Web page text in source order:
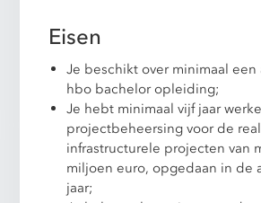
Eisen
Je beschikt over minimaal een
hbo bachelor opleiding;
Je hebt minimaal vijf jaar
projectbeheersing voor de
infrastructurele projecten van
miljoen euro, opgedaan in de
jaar;